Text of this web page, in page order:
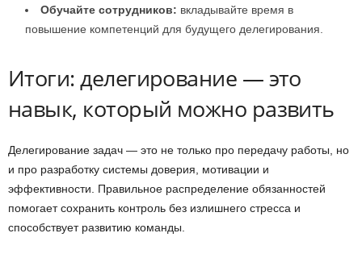
Обучайте сотрудников: вкладывайте время в
повышение компетенций для будущего делегирования.
Итоги: делегирование — это
навык, который можно развить
Делегирование задач — это не только про передачу работы, но
и про разработку системы доверия, мотивации и
эффективности. Правильное распределение обязанностей
помогает сохранить контроль без излишнего стресса и
способствует развитию команды.